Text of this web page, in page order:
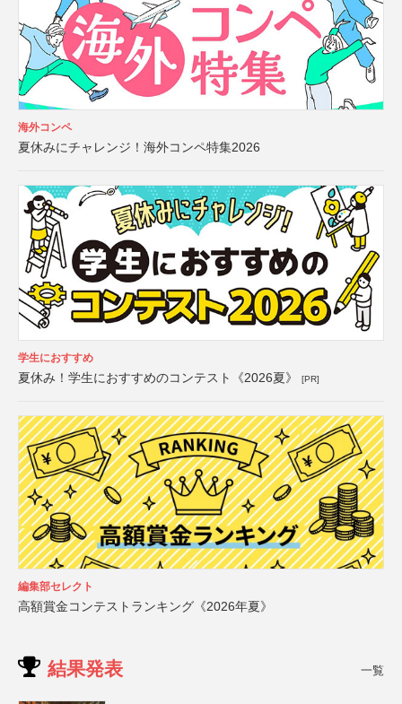
海外コンペ
夏休みにチャレンジ！海外コンペ特集2026
学生におすすめ
夏休み！学生におすすめのコンテスト《2026夏》 [PR]
編集部セレクト
高額賞金コンテストランキング《2026年夏》
結果発表 一覧